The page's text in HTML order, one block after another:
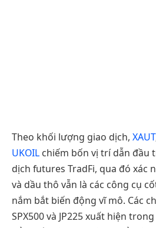
Theo khối lượng giao dịch, XAUT
UKOIL chiếm bốn vị trí dẫn đầu
dịch futures TradFi, qua đó xác
và dầu thô vẫn là các công cụ
nắm bắt biến động vĩ mô. Các
SPX500 và JP225 xuất hiện